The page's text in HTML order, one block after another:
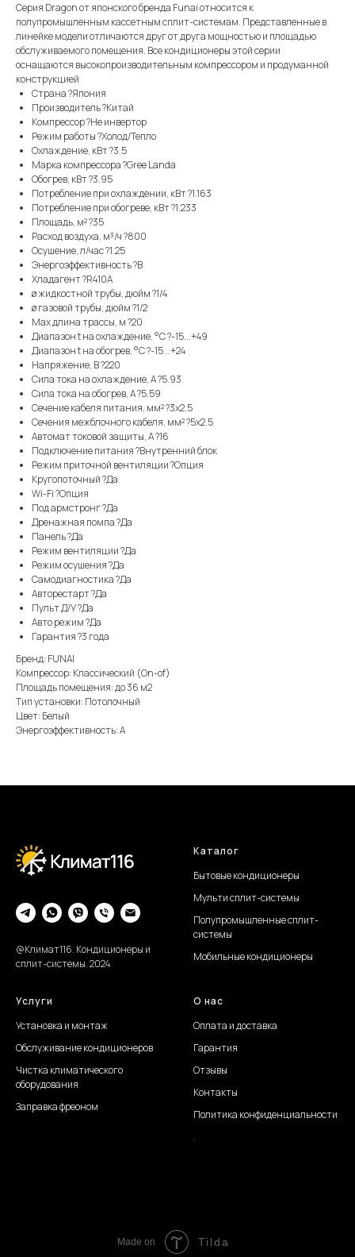
Серия Dragon от японского бренда Funai относится к
полупромышленным кассетным сплит-системам. Представленные в
линейке модели отличаются друг от друга мощностью и площадью
обслуживаемого помещения. Все кондиционеры этой серии
оснащаются высокопроизводительным компрессором и продуманной
конструкцией
Страна ?Япония
Производитель ?Китай
Компрессор ?Не инвертор
Режим работы ?Холод/Тепло
Охлаждение, кВт ?3.5
Марка компрессора ?Gree Landa
Обогрев, кВт ?3.95
Потребление при охлаждении, кВт ?1.163
Потребление при обогреве, кВт ?1.233
Площадь, м² ?35
Расход воздуха, м³/ч ?800
Осушение, л/час ?1.25
Энергоэффективность ?B
Хладагент ?R410A
ø жидкостной трубы, дюйм ?1/4
ø газовой трубы, дюйм ?1/2
Max длина трассы, м ?20
Диапазон t на охлаждение, °С ?-15...+49
Диапазон t на обогрев, °С ?-15...+24
Напряжение, В ?220
Сила тока на охлаждение, А ?5.93
Сила тока на обогрев, А ?5.59
Сечение кабеля питания, мм² ?3x2.5
Сечения межблочного кабеля, мм² ?5x2.5
Автомат токовой защиты, A ?16
Подключение питания ?Внутренний блок
Режим приточной вентиляции ?Опция
Кругопоточный ?Да
Wi-Fi ?Опция
Под армстронг ?Да
Дренажная помпа ?Да
Панель ?Да
Режим вентиляции ?Да
Режим осушения ?Да
Самодиагностика ?Да
Авторестарт ?Да
Пульт Д/У ?Да
Авто режим ?Да
Гарантия ?3 года
Бренд: FUNAI
Компрессор: Классический (On-of)
Площадь помещения: до 36 м2
Тип установки: Потолочный
Цвет: Белый
Энергоэффективность: А
@Климат116. Кондиционеры и
сплит-системы. 2024
Каталог
Бытовые кондиционеры
Мульти сплит-системы
Полупромышленные сплит-
системы
Мобильные кондиционеры
Услуги
Установка и монтаж
Обслуживаниекондиционеров
Чистка климатического
оборудования
Заправка фреоном
О нас
Оплата и доставка
Гарантия
Отзывы
Контакты
Политика конфиденциальности
.
Made on Tilda